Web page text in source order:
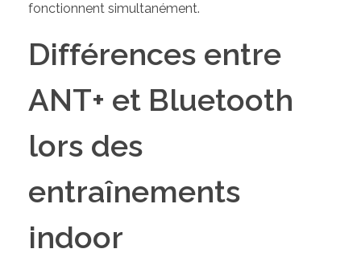
fonctionnent simultanément.
Différences entre
ANT+ et Bluetooth
lors des
entraînements
indoor